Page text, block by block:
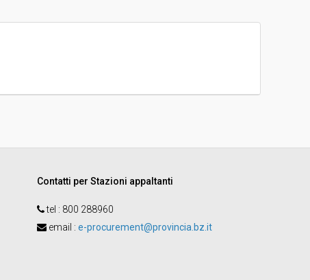
Gara in busta chiusa
Sì
Contatti per Stazioni appaltanti
tel : 800 288960
email : e-procurement@provincia.bz.it